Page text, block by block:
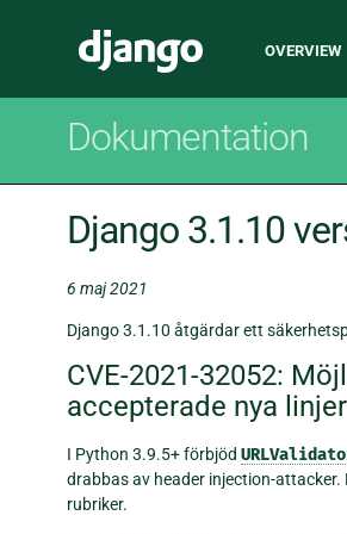
Django
Main
OVERVIEW
Dokumentation
Django 3.1.10
6 maj 2021
Django 3.1.10 åtgärdar ett
CVE-2021-32052:
accepterade nya
I Python 3.9.5+ förbjöd
drabbas av header injection-
rubriker.